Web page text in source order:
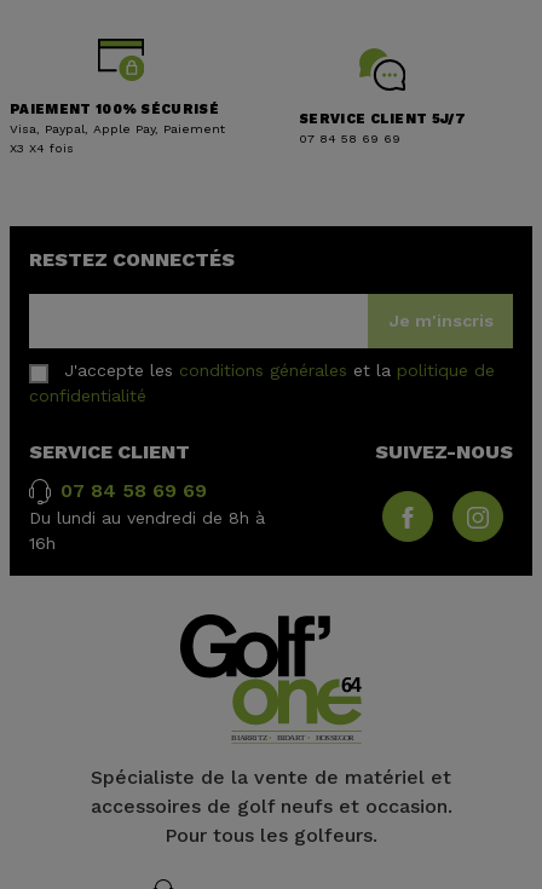
PAIEMENT 100% SÉCURISÉ
Visa, Paypal, Apple Pay, Paiement
X3 X4 fois
SERVICE CLIENT 5J/7
07 84 58 69 69
RESTEZ CONNECTÉS
Je m'inscris
J'accepte les conditions générales et la politique de
confidentialité
SERVICE CLIENT
07 84 58 69 69
Du lundi au vendredi de 8h à
16h
SUIVEZ-NOUS
Spécialiste de la vente de matériel et
accessoires de golf neufs et occasion.
Pour tous les golfeurs.